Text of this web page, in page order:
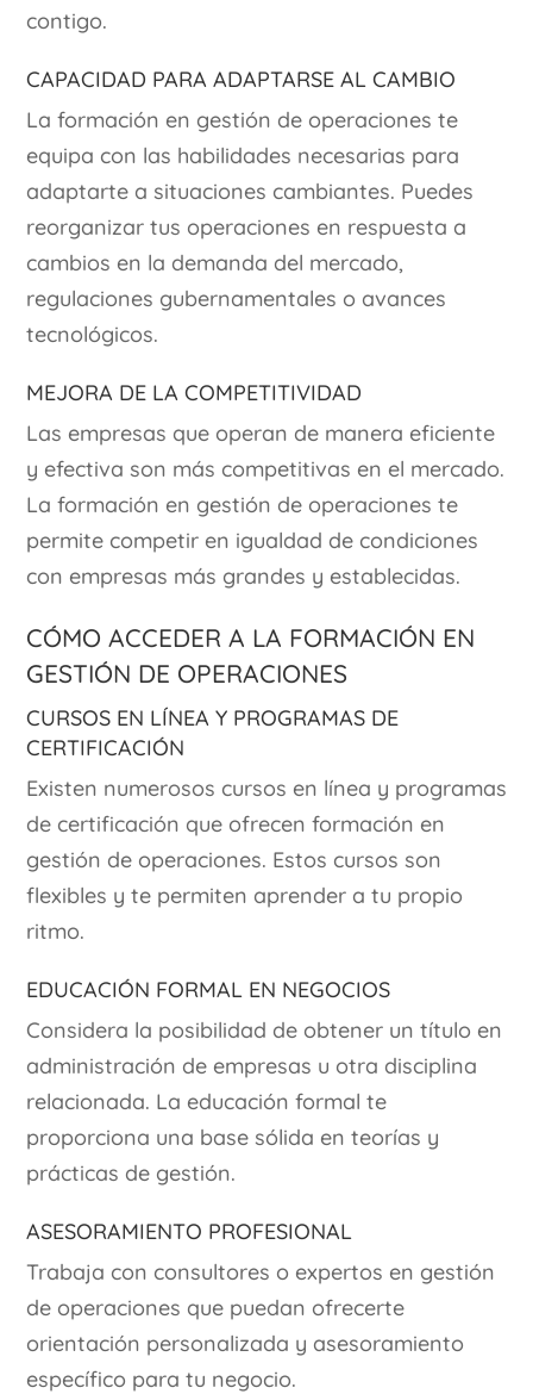
contigo.
Capacidad para Adaptarse al Cambio
La formación en gestión de operaciones te
equipa con las habilidades necesarias para
adaptarte a situaciones cambiantes. Puedes
reorganizar tus operaciones en respuesta a
cambios en la demanda del mercado,
regulaciones gubernamentales o avances
tecnológicos.
Mejora de la Competitividad
Las empresas que operan de manera eficiente
y efectiva son más competitivas en el mercado.
La formación en gestión de operaciones te
permite competir en igualdad de condiciones
con empresas más grandes y establecidas.
Cómo Acceder a la Formación en
Gestión de Operaciones
Cursos en Línea y Programas de
Certificación
Existen numerosos cursos en línea y programas
de certificación que ofrecen formación en
gestión de operaciones. Estos cursos son
flexibles y te permiten aprender a tu propio
ritmo.
Educación Formal en Negocios
Considera la posibilidad de obtener un título en
administración de empresas u otra disciplina
relacionada. La educación formal te
proporciona una base sólida en teorías y
prácticas de gestión.
Asesoramiento Profesional
Trabaja con consultores o expertos en gestión
de operaciones que puedan ofrecerte
orientación personalizada y asesoramiento
específico para tu negocio.